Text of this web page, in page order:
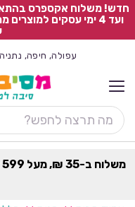
ועד 4 ימי עסקים
עפולה, חיפה,